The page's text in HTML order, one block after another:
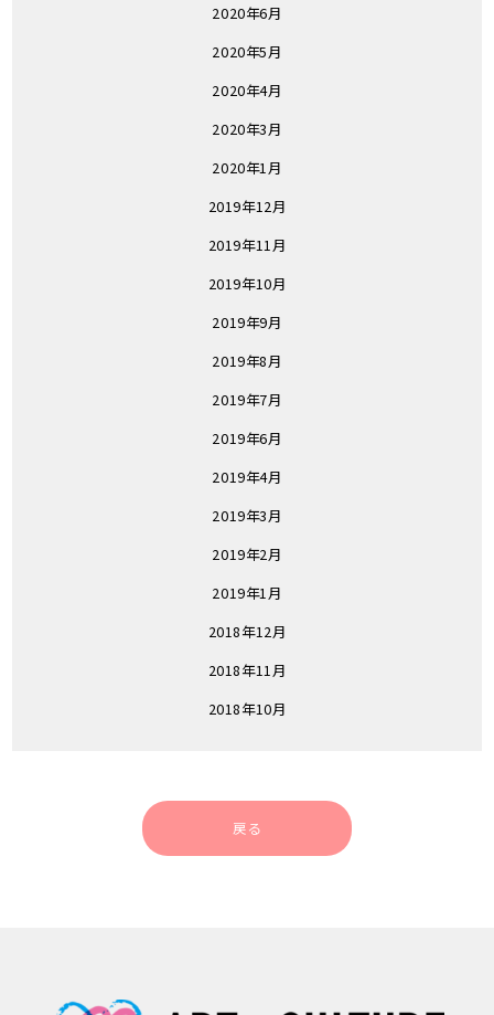
2020年6月
2020年5月
2020年4月
2020年3月
2020年1月
2019年12月
2019年11月
2019年10月
2019年9月
2019年8月
2019年7月
2019年6月
2019年4月
2019年3月
2019年2月
2019年1月
2018年12月
2018年11月
2018年10月
戻る